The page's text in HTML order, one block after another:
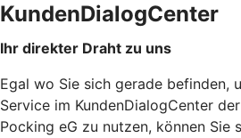
KundenDialogCenter
Ihr direkter Draht zu uns
Egal wo Sie sich gerade befinden,
Service im KundenDialogCenter
Pocking eG zu nutzen, können Sie